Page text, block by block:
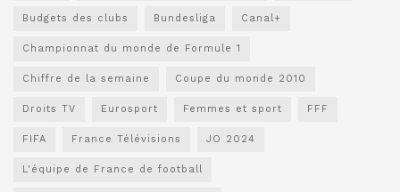
Budgets des clubs Bundesliga Canal+
Championnat du monde de Formule 1
Chiffre de la semaine Coupe du monde 2010
Droits TV Eurosport Femmes et sport FFF
FIFA France Télévisions JO 2024
L'équipe de France de football